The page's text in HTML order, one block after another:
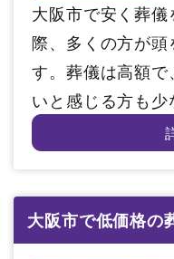
大阪市で安く葬
際、多くの方が
す。葬儀は高額
いと感じる方も
大阪市で低価格の